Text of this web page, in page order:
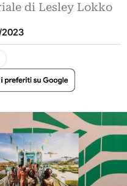
di Lesley Lokko
2023